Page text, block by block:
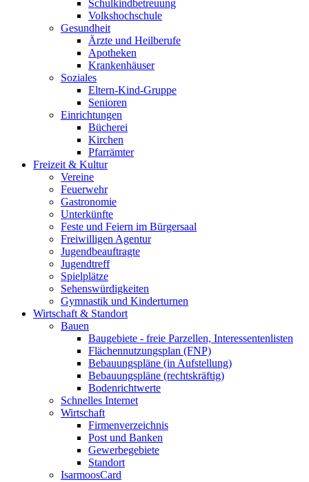
Schulkindbetreuung
Volkshochschule
Gesundheit
Ärzte und Heilberufe
Apotheken
Krankenhäuser
Soziales
Eltern-Kind-Gruppe
Senioren
Einrichtungen
Bücherei
Kirchen
Pfarrämter
Freizeit & Kultur
Vereine
Feuerwehr
Gastronomie
Unterkünfte
Feste und Feiern im Bürgersaal
Freiwilligen Agentur
Jugendbeauftragte
Jugendtreff
Spielplätze
Sehenswürdigkeiten
Gymnastik und Kinderturnen
Wirtschaft & Standort
Bauen
Baugebiete - freie Parzellen, Interessentenlisten
Flächennutzungsplan (FNP)
Bebauungspläne (in Aufstellung)
Bebauungspläne (rechtskräftig)
Bodenrichtwerte
Schnelles Internet
Wirtschaft
Firmenverzeichnis
Post und Banken
Gewerbegebiete
Standort
IsarmoosCard